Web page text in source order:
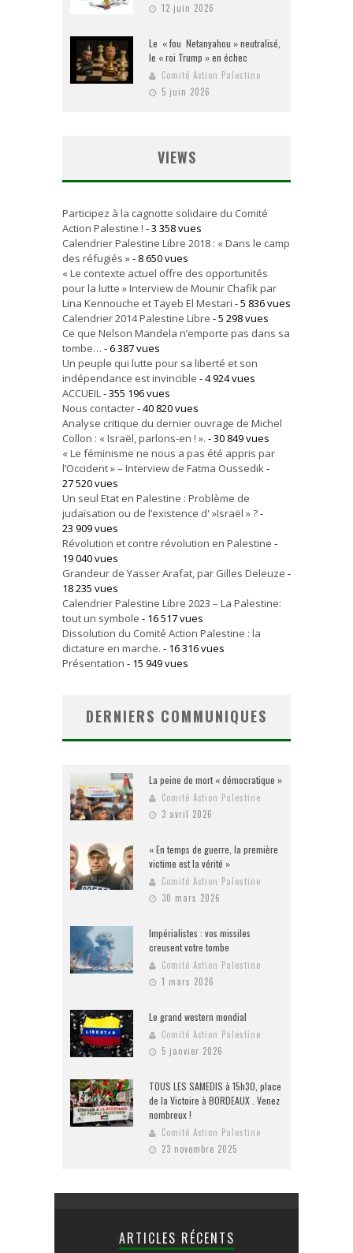
12 juin 2026
Le « fou Netanyahou » neutralisé,
le « roi Trump » en échec
Comité Action Palestine
5 juin 2026
VIEWS
Participez à la cagnotte solidaire du Comité
Action Palestine ! - 3 358 vues
Calendrier Palestine Libre 2018 : « Dans le camp
des réfugiés »- 8 650 vues
« Le contexte actuel offre des opportunités
pour la lutte » Interview de Mounir Chafik par
Lina Kennouche et Tayeb El Mestari - 5 836 vues
Calendrier 2014 Palestine Libre - 5 298 vues
Ce que Nelson Mandela n’emporte pas dans sa
tombe… - 6 387 vues
Un peuple qui lutte pour sa liberté et son
indépendance est invincible - 4 924 vues
ACCUEIL- 355 196 vues
Nous contacter- 40 820 vues
Analyse critique du dernier ouvrage de Michel
Collon : « Israël, parlons-en ! ». - 30 849 vues
« Le féminisme ne nous a pas été appris par
l’Occident » – Interview de Fatma Oussedik-
27 520 vues
Un seul Etat en Palestine : Problème de
judaïsation ou de l’existence d' »Israël » ?-
23 909 vues
Révolution et contre révolution en Palestine -
19 040 vues
Grandeur de Yasser Arafat, par Gilles Deleuze -
18 235 vues
Calendrier Palestine Libre 2023 – La Palestine:
tout un symbole - 16 517 vues
Dissolution du Comité Action Palestine : la
dictature en marche. - 16 316 vues
Présentation - 15 949 vues
DERNIERS COMMUNIQUES
La peine de mort « démocratique »
Comité Action Palestine
3 avril 2026
« En temps de guerre, la première
victime est la vérité »
Comité Action Palestine
30 mars 2026
Impérialistes : vos missiles
creusent votre tombe
Comité Action Palestine
1 mars 2026
Le grand western mondial
Comité Action Palestine
5 janvier 2026
TOUS LES SAMEDIS à 15h30, place
de la Victoire à BORDEAUX . Venez
nombreux !
Comité Action Palestine
23 novembre 2025
ARTICLES RÉCENTS